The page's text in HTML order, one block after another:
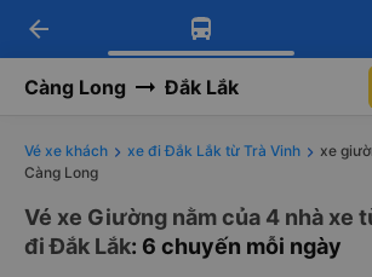
Tải app Vexere ngay!
Nhận ưu đãi thành viên độc
Tải app Vexere
-30k/ghế khi đặt vé máy bay
arrow_back
Càng Long Đắk Lắk
Vé xe khách xe đi Đắk Lắk từ Trà Vinh
xe
Càng Long
Vé xe Giường nằm của 4 nhà xe
đi Đắk Lắk: 6 chuyến mỗi ngày